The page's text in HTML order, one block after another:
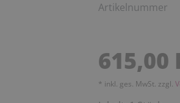
Artikelnummer
615,00
* inkl. ges. MwSt. zzgl.